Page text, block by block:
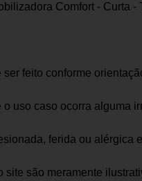
Comfort - Curta -
feito conforme
uso caso ocorra alguma
ferida ou alérgica
site são meramente